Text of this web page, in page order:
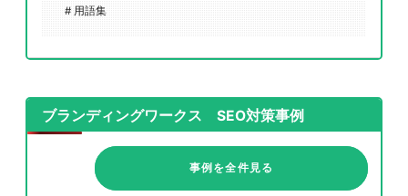
# 用語集
ブランディングワークス SEO対策事例
事例を全件見る